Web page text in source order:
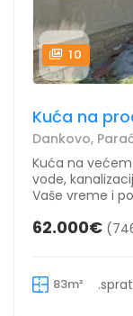
10
Kuća na
Dankovo,
Kuća na
vode,
Vaše vreme i
62.000€
83m² .sprat